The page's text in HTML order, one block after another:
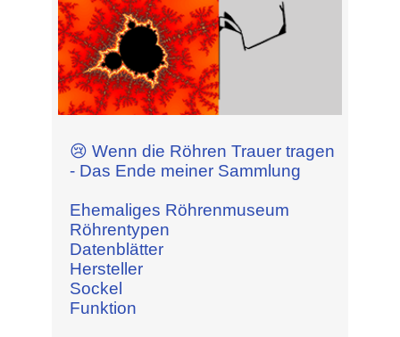
😢 Wenn die Röhren Trauer tragen
- Das Ende meiner Sammlung
Ehemaliges Röhrenmuseum
Röhrentypen
Datenblätter
Hersteller
Sockel
Funktion